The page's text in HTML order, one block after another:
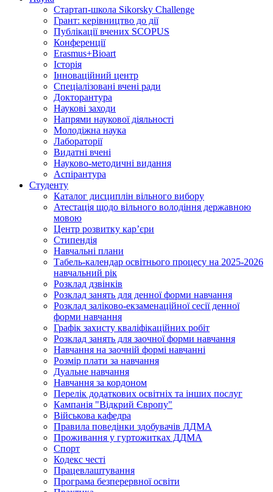
Стартап-школа Sikorsky Challenge
Грант: керівництво до дії
Публікації вчених SCOPUS
Конференції
Erasmus+Bioart
Історія
Інноваційний центр
Спеціалізовані вчені ради
Докторантура
Наукові заходи
Напрями наукової діяльності
Молодіжна наука
Лабораторії
Видатні вчені
Науково-методичні видання
Аспірантура
Студенту
Каталог дисциплін вільного вибору
Атестація щодо вільного володіння державною
мовою
Центр розвитку кар’єри
Стипендія
Навчальні плани
Табель-календар освітнього процесу на 2025-2026
навчальний рік
Розклад дзвінків
Розклад занять для денної форми навчання
Розклад заліково-екзаменаційної сесії денної
форми навчання
Графік захисту кваліфікаційних робіт
Розклад занять для заочної форми навчання
Навчання на заочній формі навчанні
Розмір плати за навчання
Дуальне навчання
Навчання за кордоном
Перелік додаткових освітніх та інших послуг
Кампанія "Відкрий Європу"
Військова кафедра
Правила поведінки здобувачів ДДМА
Проживання у гуртожитках ДДМА
Спорт
Кодекс честі
Працевлаштування
Програма безперервної освіти